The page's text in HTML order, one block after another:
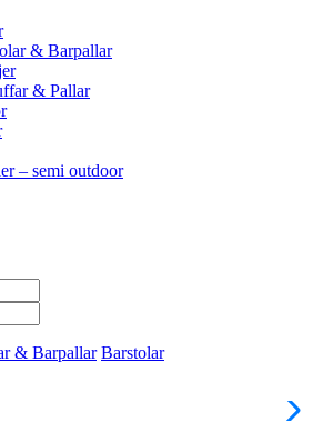
& Barpallar
& Pallar
– semi outdoor
& Barpallar Barstolar